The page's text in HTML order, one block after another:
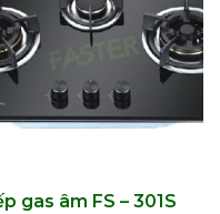
gas âm FS – 301S